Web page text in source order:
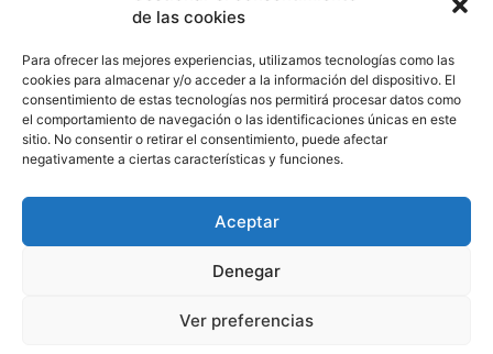
de las cookies
Para ofrecer las mejores experiencias, utilizamos tecnologías como las
cookies para almacenar y/o acceder a la información del dispositivo. El
consentimiento de estas tecnologías nos permitirá procesar datos como
el comportamiento de navegación o las identificaciones únicas en este
sitio. No consentir o retirar el consentimiento, puede afectar
negativamente a ciertas características y funciones.
Aceptar
Denegar
Ver preferencias
CONTACTA CON NOSOTROS